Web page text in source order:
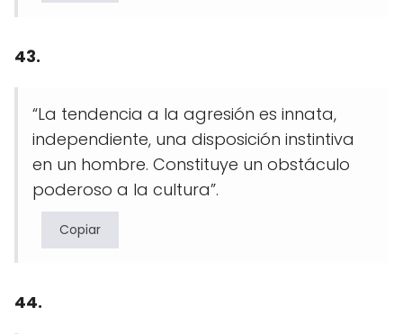
43.
“La tendencia a la agresión es innata,
independiente, una disposición instintiva
en un hombre. Constituye un obstáculo
poderoso a la cultura”.
Copiar
44.